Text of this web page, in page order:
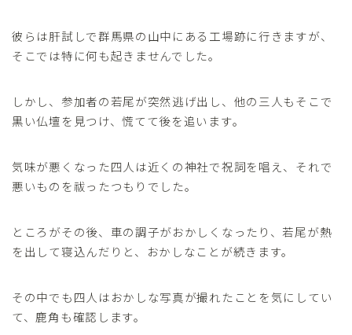
彼らは肝試しで群馬県の山中にある工場跡に行きますが、
そこでは特に何も起きませんでした。
しかし、参加者の若尾が突然逃げ出し、他の三人もそこで
黒い仏壇を見つけ、慌てて後を追います。
気味が悪くなった四人は近くの神社で祝詞を唱え、それで
悪いものを祓ったつもりでした。
ところがその後、車の調子がおかしくなったり、若尾が熱
を出して寝込んだりと、おかしなことが続きます。
その中でも四人はおかしな写真が撮れたことを気にしてい
て、鹿角も確認します。